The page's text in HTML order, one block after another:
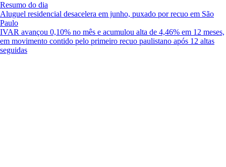
Resumo do dia
Aluguel residencial desacelera em junho, puxado por recuo em São
Paulo
IVAR avançou 0,10% no mês e acumulou alta de 4,46% em 12 meses,
em movimento contido pelo primeiro recuo paulistano após 12 altas
seguidas